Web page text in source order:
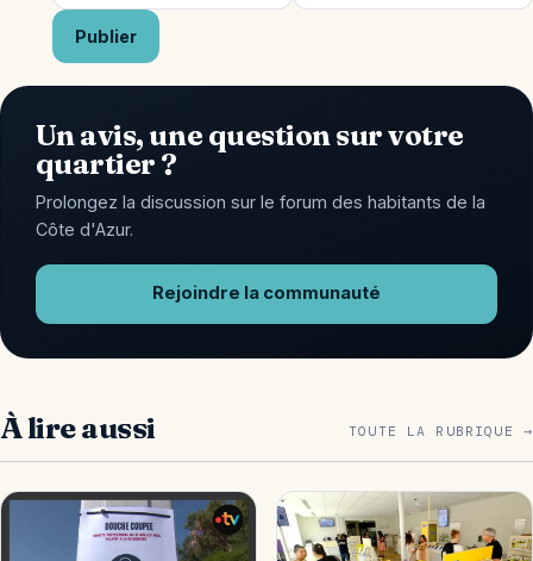
Publier
Un avis, une question sur votre
quartier ?
Prolongez la discussion sur le forum des habitants de la
Côte d'Azur.
Rejoindre la communauté
À lire aussi TOUTE LA RUBRIQUE →